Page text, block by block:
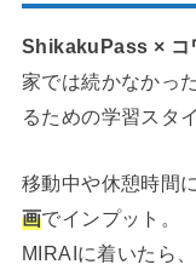
ShikakuPass × コ
家では続かなかっ
るための学習スタ
移動中や休憩時間
画でインプット。
MIRAIに着いたら